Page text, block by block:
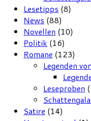
Lesetipps (8)
News (88)
Novellen (10)
Politik (16)
Romane (123)
Legenden
Leseproben
Satire (14)